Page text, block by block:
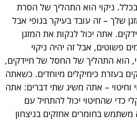
ניקוי הוא התהליך של הסרת
שלך – זה עובד בעיקר בגופי אבל
אתה יכול לנקות את המזגן
פשוטים, אבל זה יהיה ניקוי
הוא התהליך של החסל של חיידקים,
בעזרת כימיקלים מיוחדים. כשאתה
וחיטוי – אתה משיג שתי דברים: אתה
כדי שהחיטוי יכול להתחיל עם
משתמש בחומרים אחזקים בניצחון